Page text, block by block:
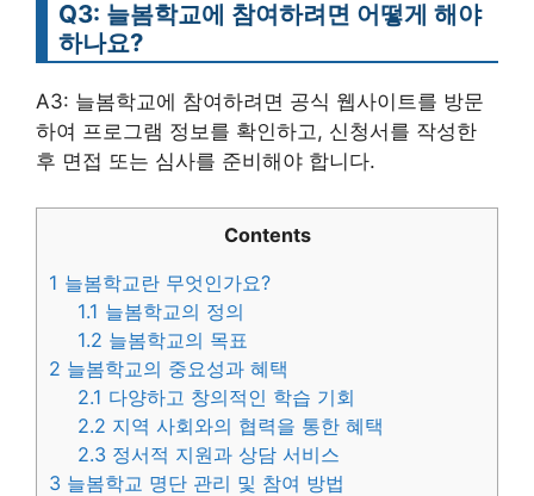
Q3: 늘봄학교에 참여하려면 어떻게 해야
하나요?
A3: 늘봄학교에 참여하려면 공식 웹사이트를 방문
하여 프로그램 정보를 확인하고, 신청서를 작성한
후 면접 또는 심사를 준비해야 합니다.
Contents
1 늘봄학교란 무엇인가요?
1.1 늘봄학교의 정의
1.2 늘봄학교의 목표
2 늘봄학교의 중요성과 혜택
2.1 다양하고 창의적인 학습 기회
2.2 지역 사회와의 협력을 통한 혜택
2.3 정서적 지원과 상담 서비스
3 늘봄학교 명단 관리 및 참여 방법